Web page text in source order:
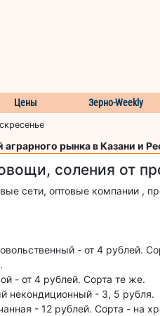
Цены Зерно-Weekly
рынка в Казани и
соления от
сети, оптовые компании ,
- от 4 рублей.
- от 4 рублей. Сорта те же.
некондиционный - 3, 5 рубля.
- 12 рублей. Сорта - на